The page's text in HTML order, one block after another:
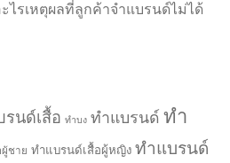
ไรเหตุผลที่ลูกค้าจำแบรนด์ไม่ได้
นด์เสื้อ ทำบง ทำแบรนด์ ทำ
ชาย ทำแบรนด์เสื้อผู้หญิง ทำแบรนด์